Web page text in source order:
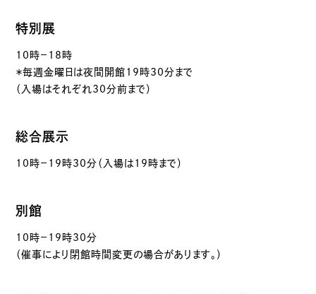
特別展
10時－18時
＊毎週金曜日は夜間開館19時30分まで
（入場はそれぞれ30分前まで）
総合展示
10時－19時30分（入場は19時まで）
別館
10時－19時30分
（催事により閉館時間変更の場合があります。）